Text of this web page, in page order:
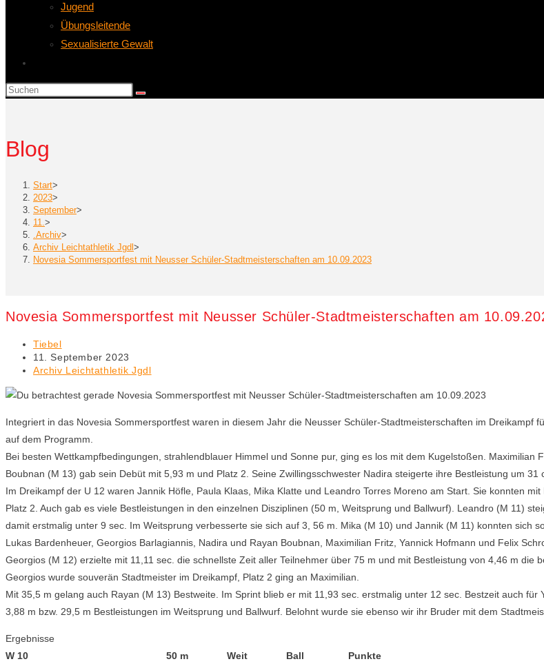
Jugend
Übungsleitende
Sexualisierte Gewalt
Suche
umschalten
Blog
Start>
2023>
September>
11. >
.Archiv>
Archiv Leichtathletik Jgdl >
Novesia Sommersportfest mit Neusser Schüler-Stadtmeisterschaften am 10.09.2023
Novesia Sommersportfest mit Neusser Schüler-Stadtmeisterschaften am
Beitrags-
Autor:
Tiebel
Beitrag
veröffentlicht:
11. September 2023
Beitrags-
Archiv Leichtathletik Jgdl
Integriert in das Novesia Sommersportfest waren in diesem Jahr die Neusser Schüler-Stadtmeisterschaften im Dreikampf
auf dem Programm.
Bei besten Wettkampfbedingungen, strahlendblauer Himmel und Sonne pur, ging es los mit dem Kugelstoßen.
Boubnan (M 13) gab sein Debüt mit 5,93 m und Platz 2. Seine Zwillingsschwester Nadira steigerte ihre Bestleistung um 31
Im Dreikampf der U 12 waren Jannik Höfle, Paula Klaas, Mika Klatte und Leandro Torres Moreno am Start. Sie konnten
Platz 2. Auch gab es viele Bestleistungen in den einzelnen Disziplinen (50 m, Weitsprung und Ballwurf). Leandro (M 11)
damit erstmalig unter 9 sec. Im Weitsprung verbesserte sie sich auf 3, 56 m. Mika (M 10) und Jannik (M 11) konnten sich
Lukas Bardenheuer, Georgios Barlagiannis, Nadira und Rayan Boubnan, Maximilian Fritz, Yannick Hofmann und Felix
Georgios (M 12) erzielte mit 11,11 sec. die schnellste Zeit aller Teilnehmer über 75 m und mit Bestleistung von 4,46 m die
Georgios wurde souverän Stadtmeister im Dreikampf, Platz 2 ging an Maximilian.
Mit 35,5 m gelang auch Rayan (M 13) Bestweite. Im Sprint blieb er mit 11,93 sec. erstmalig unter 12 sec. Bestzeit auch
3,88 m bzw. 29,5 m Bestleistungen im Weitsprung und Ballwurf. Belohnt wurde sie ebenso wir ihr Bruder mit dem
Ergebnisse
W 10 50 m Weit Ball Punkte